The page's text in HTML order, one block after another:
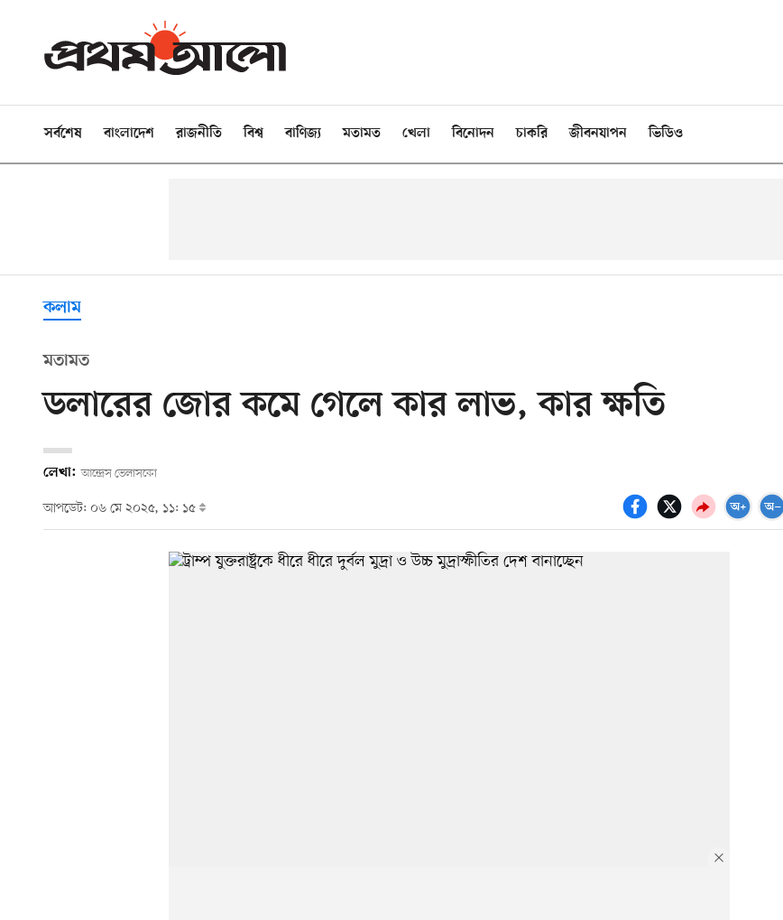
সর্বশেষ বাংলাদেশ রাজনীতি বিশ্ব বাণিজ্য মতামত খেলা বিনোদন চাকরি জীবনযাপন ভিডিও
কলাম
মতামত
ডলারের জোর কমে গেলে কার লাভ, কার ক্ষতি
লেখা: আন্দ্রেস ভেলাসকো
আপডেট: ০৬ মে ২০২৫, ১১: ১৫